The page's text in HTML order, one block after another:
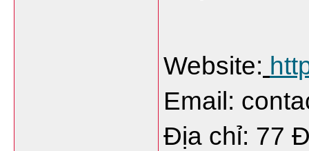
Website:
Email:
Địa chỉ: 77